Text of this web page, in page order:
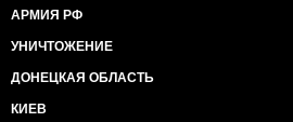
АРМИЯ РФ
УНИЧТОЖЕНИЕ
ДОНЕЦКАЯ ОБЛАСТЬ
КИЕВ